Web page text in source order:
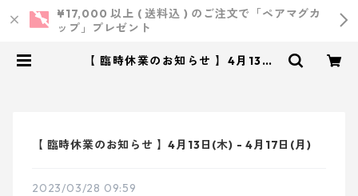
¥17,000 以上 ( 送料込 ) のご注文で「ペアマグカ
ップ」プレゼント
【 臨時休業のお知らせ 】4月13日
【 臨時休業のお知らせ 】4月13日(木) - 4月17日(月)
2023/03/28 09:59